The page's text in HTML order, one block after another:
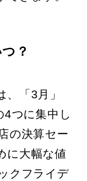
？
「3月」
4つに集中し
の決算セー
に大幅な値
クフライデ